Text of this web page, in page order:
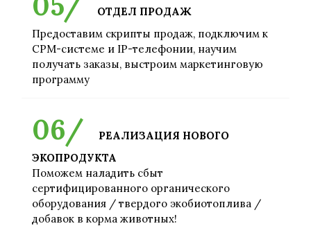
ОТДЕЛ ПРОДАЖ
Предоставим скрипты продаж, подключим к
СРМ-системе и IP-телефонии, научим
получать заказы, выстроим маркетинговую
программу
РЕАЛИЗАЦИЯ НОВОГО
ЭКОПРОДУКТА
Поможем наладить сбыт
сертифицированного органического
оборудования / твердого экобиотоплива /
добавок в корма животных!